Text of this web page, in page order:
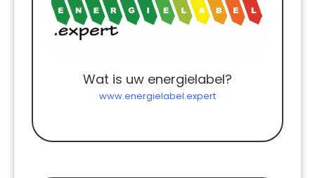
Wat is uw energielabel?
www.energielabel.expert